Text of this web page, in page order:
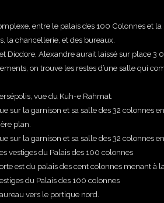
entre le palais des 100 Colonnes et
la chancellerie, et des bureaux.
Diodore, Alexandre aurait laissé sur place
on trouve les restes d’une salle qui
vue du Kuh-e Rahmat.
sur la garnison et sa salle des 32 colonnes
plan.
sur la garnison et sa salle des 32 colonnes
vestiges du Palais des 100 colonnes
est du palais des cent colonnes menant à
du Palais des 100 colonnes
vers le portique nord.